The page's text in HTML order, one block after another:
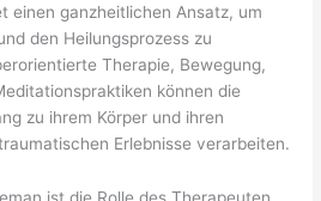
einen ganzheitlichen Ansatz, um
den Heilungsprozess zu
Therapie, Bewegung,
können die
zu ihrem Körper und ihren
Erlebnisse verarbeiten.